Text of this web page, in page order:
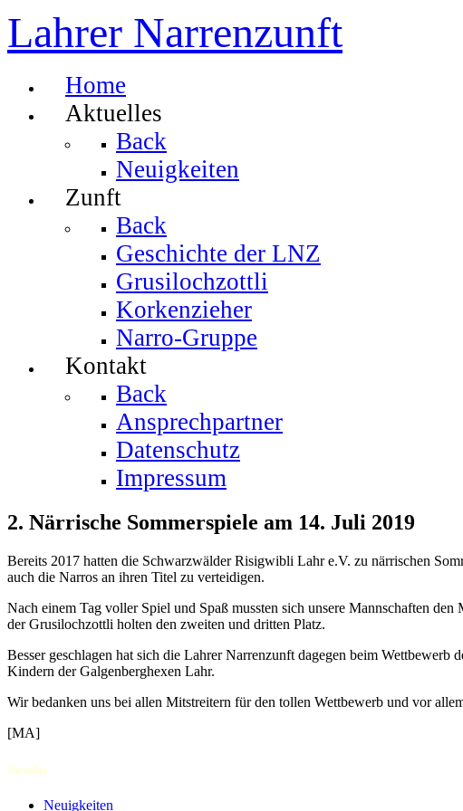
Lahrer Narrenzunft
Home
Aktuelles
Back
Neuigkeiten
Zunft
Back
Geschichte der LNZ
Grusilochzottli
Korkenzieher
Narro-Gruppe
Kontakt
Back
Ansprechpartner
Datenschutz
Impressum
2. Närrische Sommerspiele am 14. Juli 2019
Bereits 2017 hatten die Schwarzwälder Risigwibli Lahr e.V. zu närrischen
auch die Narros an ihren Titel zu verteidigen.
Nach einem Tag voller Spiel und Spaß mussten sich unsere Mannschaften
der Grusilochzottli holten den zweiten und dritten Platz.
Besser geschlagen hat sich die Lahrer Narrenzunft dagegen beim
Kindern der Galgenberghexen Lahr.
Wir bedanken uns bei allen Mitstreitern für den tollen Wettbewerb und vor
[MA]
Aktuelles
Neuigkeiten